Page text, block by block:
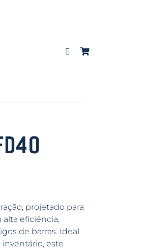
projetado para
eficiência,
de barras. Ideal
este